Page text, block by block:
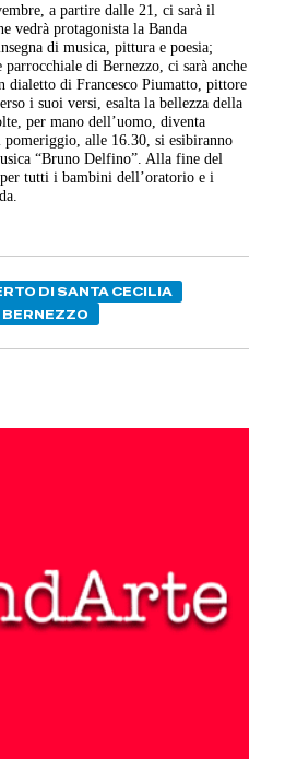
a partire dalle 21, ci sarà il
vedrà protagonista la Banda
di musica, pittura e poesia;
parrocchiale di Bernezzo, ci sarà anche
dialetto di Francesco Piumatto, pittore
i suoi versi, esalta la bellezza della
per mano dell’uomo, diventa
pomeriggio, alle 16.30, si esibiranno
“Bruno Delfino”. Alla fine del
per tutti i bambini dell’oratorio e i
DI SANTA CECILIA